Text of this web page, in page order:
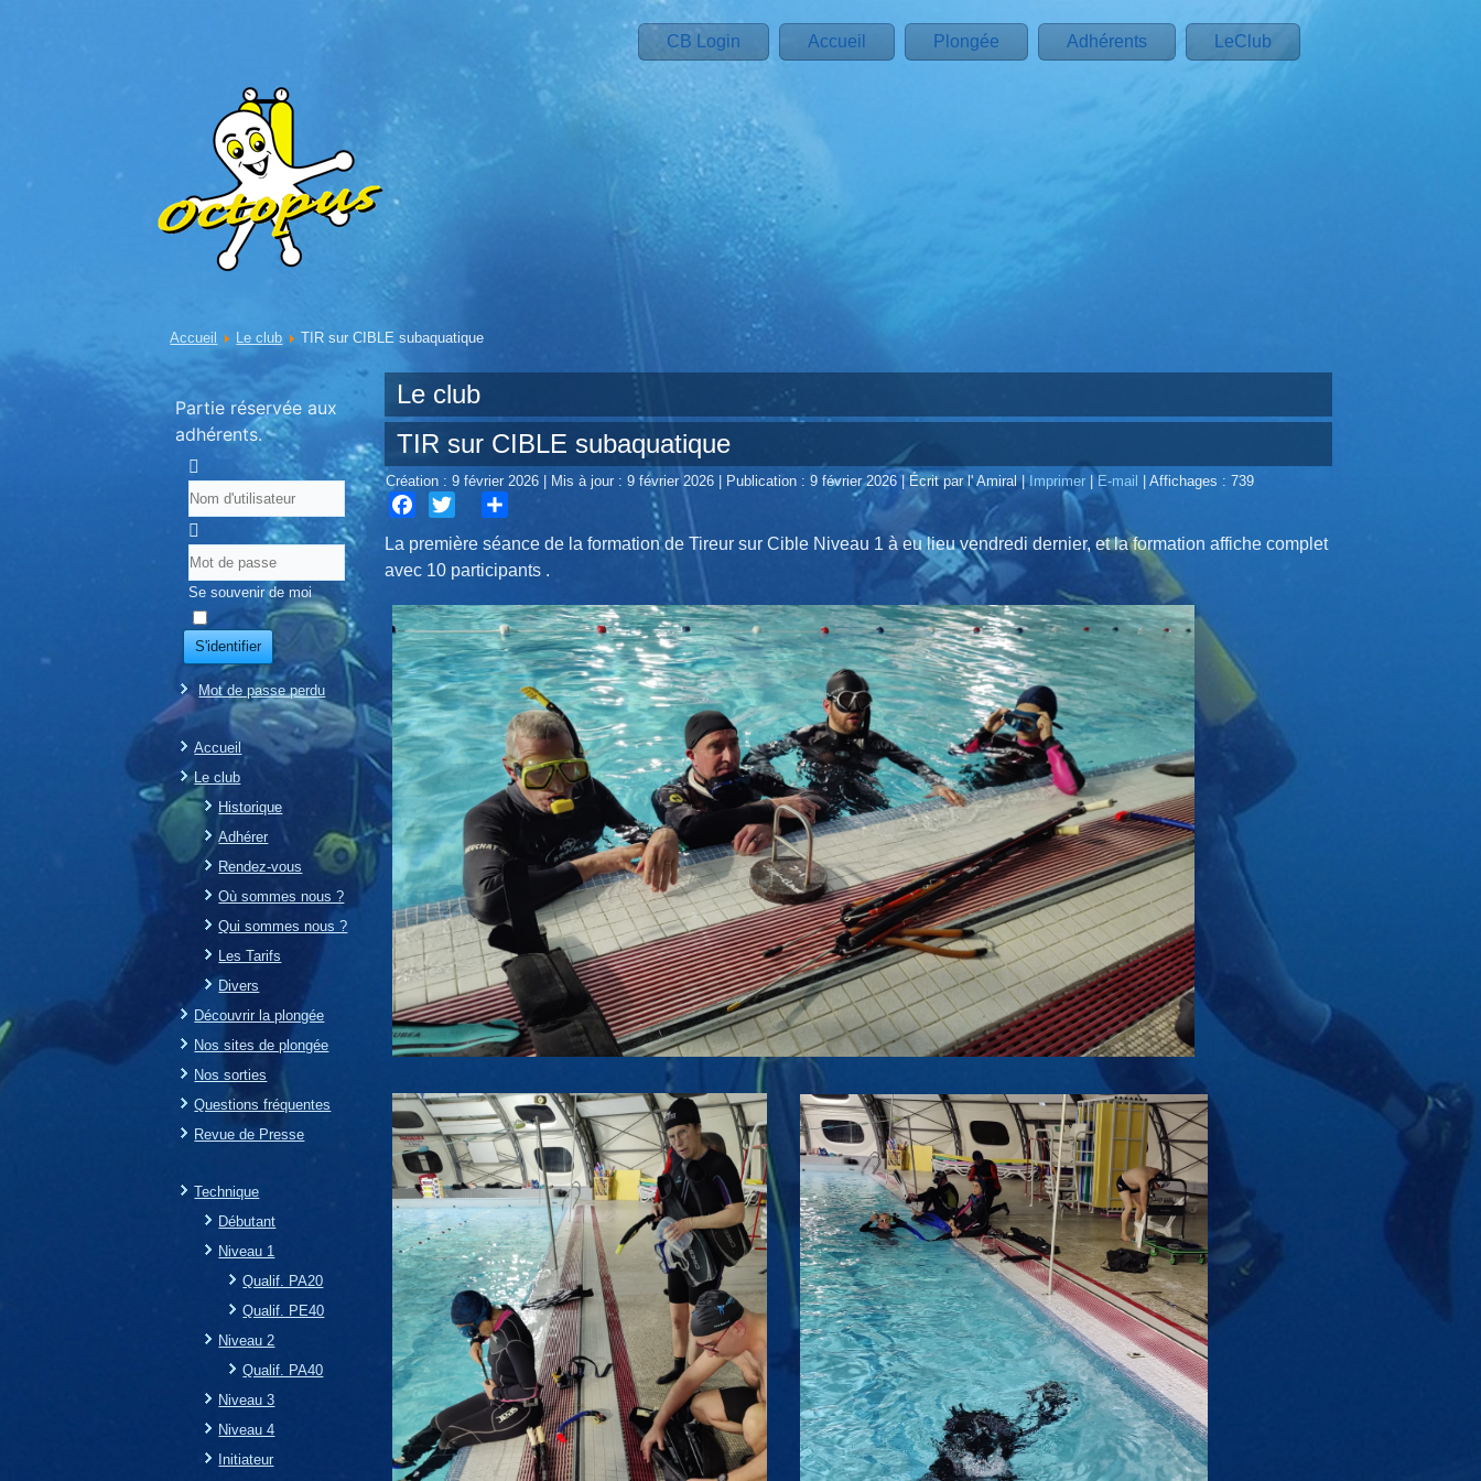
CB Login Accueil Plongée Adhérents LeClub
Accueil Le club TIR sur CIBLE subaquatique
Partie réservée aux
adhérents.
Se souvenir de moi
S'identifier
Mot de passe perdu
Accueil
Le club
Historique
Adhérer
Rendez-vous
Où sommes nous ?
Qui sommes nous ?
Les Tarifs
Divers
Découvrir la plongée
Nos sites de plongée
Nos sorties
Questions fréquentes
Revue de Presse
Technique
Débutant
Niveau 1
Qualif. PA20
Qualif. PE40
Niveau 2
Qualif. PA40
Niveau 3
Niveau 4
Initiateur
Le club
TIR sur CIBLE subaquatique
Création : 9 février 2026 Mis à jour : 9 février 2026 Publication : 9 février 2026 | Écrit par l' Amiral| Imprimer |E-mail |Affichages : 739
La première séance de la formation de Tireur sur Cible Niveau 1 à eu lieu vendredi dernier, et la formation affiche complet
avec 10 participants .